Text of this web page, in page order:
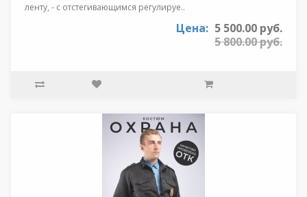
ленту, - с отстегивающимся регулируе..
Цена: 5 500.00 руб.
5 800.00 руб.